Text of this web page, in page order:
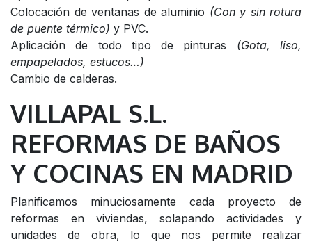
Colocación de ventanas de aluminio (Con y sin rotura
de puente térmico) y PVC.
Aplicación de todo tipo de pinturas (Gota, liso,
empapelados, estucos…)
Cambio de calderas.
VILLAPAL S.L.
REFORMAS DE BAÑOS
Y COCINAS EN MADRID
Planificamos minuciosamente cada proyecto de
reformas en viviendas, solapando actividades y
unidades de obra, lo que nos permite realizar